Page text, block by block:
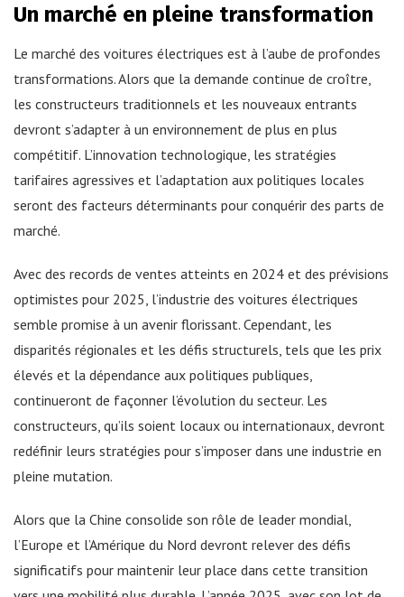
Un marché en pleine transformation
Le marché des voitures électriques est à l’aube de profondes
transformations. Alors que la demande continue de croître,
les constructeurs traditionnels et les nouveaux entrants
devront s’adapter à un environnement de plus en plus
compétitif. L’innovation technologique, les stratégies
tarifaires agressives et l’adaptation aux politiques locales
seront des facteurs déterminants pour conquérir des parts de
marché.
Avec des records de ventes atteints en 2024 et des prévisions
optimistes pour 2025, l’industrie des voitures électriques
semble promise à un avenir florissant. Cependant, les
disparités régionales et les défis structurels, tels que les prix
élevés et la dépendance aux politiques publiques,
continueront de façonner l’évolution du secteur. Les
constructeurs, qu’ils soient locaux ou internationaux, devront
redéfinir leurs stratégies pour s’imposer dans une industrie en
pleine mutation.
Alors que la Chine consolide son rôle de leader mondial,
l’Europe et l’Amérique du Nord devront relever des défis
significatifs pour maintenir leur place dans cette transition